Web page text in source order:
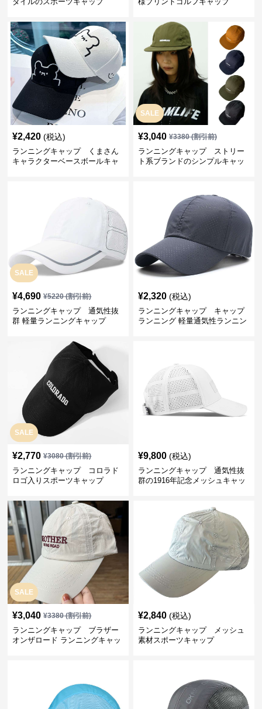
¥2,420 (税込)
ランニングキャップ くまさん
キャラクターベースボールキャ
SALE
¥3,040 ¥3380(割引前)
ランニングキャップ ストリー
ト系ブランドのシンプルキャッ
SALE
¥4,690 ¥5220(割引前)
ランニングキャップ 通気性抜
群 軽量ランニングキャップ
¥2,320 (税込)
ランニングキャップ キャップ
ランニング 軽量通気性ランニン
SALE
¥2,770 ¥3080(割引前)
ランニングキャップ コロラド
ロゴ入りスポーツキャップ
¥9,800 (税込)
ランニングキャップ 通気性抜
群の1916年記念メッシュキャッ
SALE
¥3,040 ¥3380(割引前)
ランニングキャップ ブラザー
オンザロード ランニングキャッ
¥2,840 (税込)
ランニングキャップ メッシュ
素材スポーツキャップ